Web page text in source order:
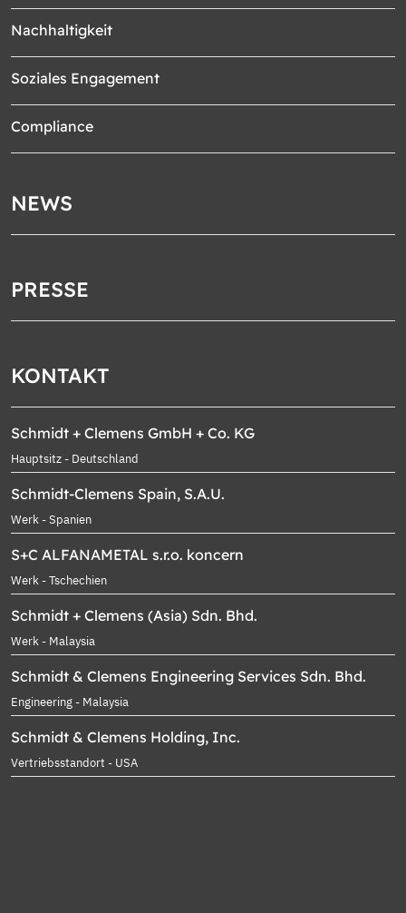
Nachhaltigkeit
Soziales Engagement
Compliance
NEWS
PRESSE
KONTAKT
Schmidt + Clemens GmbH + Co. KG
Hauptsitz - Deutschland
Schmidt-Clemens Spain, S.A.U.
Werk - Spanien
S+C ALFANAMETAL s.r.o. koncern
Werk - Tschechien
Schmidt + Clemens (Asia) Sdn. Bhd.
Werk - Malaysia
Schmidt & Clemens Engineering Services Sdn. Bhd.
Engineering - Malaysia
Schmidt & Clemens Holding, Inc.
Vertriebsstandort - USA